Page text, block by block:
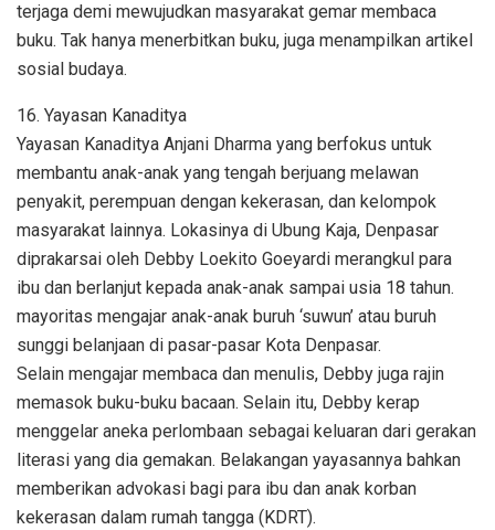
terjaga demi mewujudkan masyarakat gemar membaca
buku. Tak hanya menerbitkan buku, juga menampilkan artikel
sosial budaya.
16. Yayasan Kanaditya
Yayasan Kanaditya Anjani Dharma yang berfokus untuk
membantu anak-anak yang tengah berjuang melawan
penyakit, perempuan dengan kekerasan, dan kelompok
masyarakat lainnya. Lokasinya di Ubung Kaja, Denpasar
diprakarsai oleh Debby Loekito Goeyardi merangkul para
ibu dan berlanjut kepada anak-anak sampai usia 18 tahun.
mayoritas mengajar anak-anak buruh ‘suwun’ atau buruh
sunggi belanjaan di pasar-pasar Kota Denpasar.
Selain mengajar membaca dan menulis, Debby juga rajin
memasok buku-buku bacaan. Selain itu, Debby kerap
menggelar aneka perlombaan sebagai keluaran dari gerakan
literasi yang dia gemakan. Belakangan yayasannya bahkan
memberikan advokasi bagi para ibu dan anak korban
kekerasan dalam rumah tangga (KDRT).